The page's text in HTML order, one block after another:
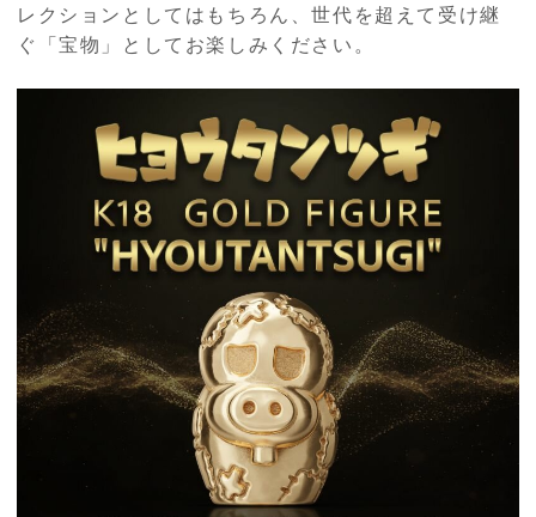
レクションとしてはもちろん、世代を超えて受け継
ぐ「宝物」としてお楽しみください。